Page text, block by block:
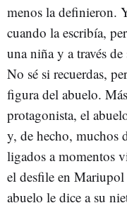
menos la definieron.
cuando la escribía,
una niña y a través
No sé si recuerdas,
figura del abuelo.
protagonista, el
y, de hecho, muchos
ligados a momentos
el desfile en
abuelo le dice a su